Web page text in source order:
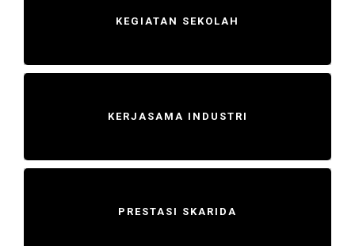
KEGIATAN SEKOLAH
KERJASAMA INDUSTRI
PRESTASI SKARIDA